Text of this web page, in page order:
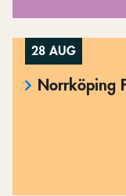
28 AUG
Norrköping